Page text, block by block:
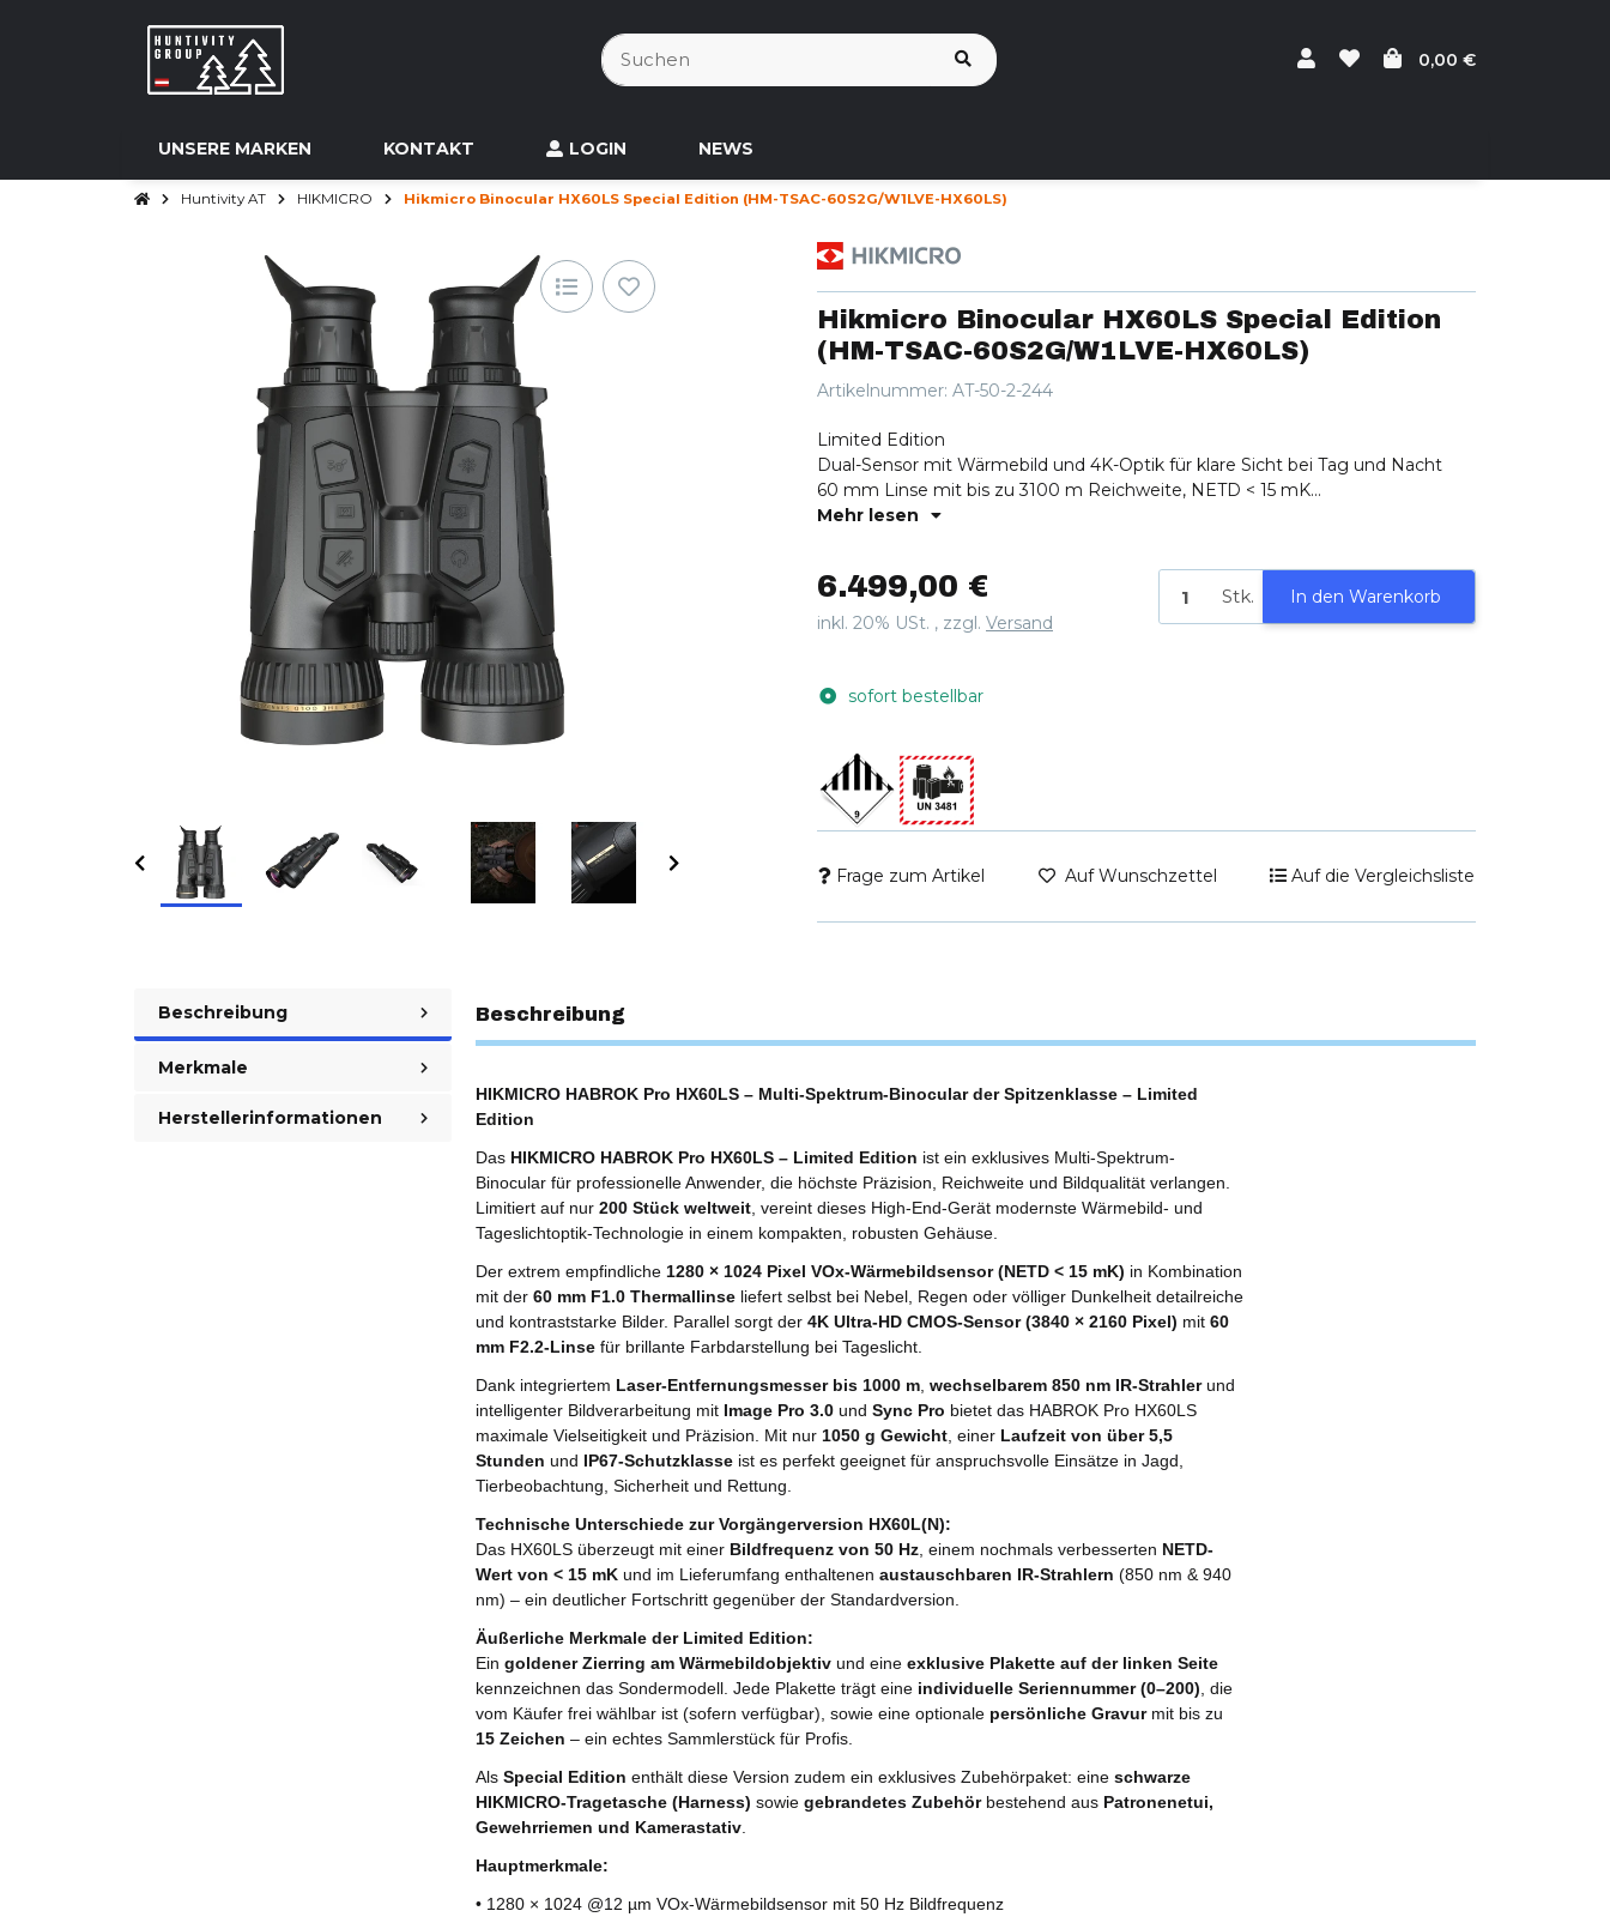
0,00 €
UNSERE MARKEN KONTAKT LOGIN NEWS
Huntivity AT HIKMICRO Hikmicro Binocular HX60LS Special Edition (HM-TSAC-60S2G/W1LVE-HX60LS)
Hikmicro Binocular HX60LS Special Edition
(HM-TSAC-60S2G/W1LVE-HX60LS)
Artikelnummer: AT-50-2-244
Limited Edition
Dual-Sensor mit Wärmebild und 4K-Optik für klare Sicht bei Tag und Nacht
60 mm Linse mit bis zu 3100 m Reichweite, NETD < 15 mK
Laser-Entfernungsmesser bis 1000 m und austauschbarer IR-Strahler
Mehr lesen
6.499,00 €
inkl. 20% USt. , zzgl. Versand
sofort bestellbar
Stk. In den Warenkorb
Frage zum Artikel Auf Wunschzettel Auf die Vergleichsliste
Beschreibung
Merkmale
Herstellerinformationen
Beschreibung
HIKMICRO HABROK Pro HX60LS – Multi-Spektrum-Binocular der Spitzenklasse – Limited
Edition
Das HIKMICRO HABROK Pro HX60LS – Limited Edition ist ein exklusives Multi-Spektrum-
Binocular für professionelle Anwender, die höchste Präzision, Reichweite und Bildqualität verlangen.
Limitiert auf nur 200 Stück weltweit , vereint dieses High-End-Gerät modernste Wärmebild- und
Tageslichtoptik-Technologie in einem kompakten, robusten Gehäuse.
Der extrem empfindliche 1280 × 1024 Pixel VOx-Wärmebildsensor (NETD < 15 mK) in Kombination
mit der 60 mm F1.0 Thermallinse liefert selbst bei Nebel, Regen oder völliger Dunkelheit detailreiche
und kontraststarke Bilder. Parallel sorgt der 4K Ultra-HD CMOS-Sensor (3840 × 2160 Pixel) mit 60
mm F2.2-Linse für brillante Farbdarstellung bei Tageslicht.
Dank integriertem Laser-Entfernungsmesser bis 1000 m wechselbarem 850 nm IR-Strahlerund
intelligenter Bildverarbeitung mit Image Pro 3.0 und Sync Pro bietet das HABROK Pro HX60LS
maximale Vielseitigkeit und Präzision. Mit nur 1050 g Gewicht , einer Laufzeit von über 5,5
Stunden und IP67-Schutzklasse ist es perfekt geeignet für anspruchsvolle Einsätze in Jagd,
Tierbeobachtung, Sicherheit und Rettung.
Technische Unterschiede zur Vorgängerversion HX60L(N):
Das HX60LS überzeugt mit einer Bildfrequenz von 50 Hz , einem nochmals verbesserten NETD-
Wert von < 15 mK und im Lieferumfang enthaltenen austauschbaren IR-Strahlern (850 nm & 940
nm) – ein deutlicher Fortschritt gegenüber der Standardversion.
Äußerliche Merkmale der Limited Edition:
Ein goldener Zierring am Wärmebildobjektiv und eine exklusive Plakette auf der linken Seite
kennzeichnen das Sondermodell. Jede Plakette trägt eine individuelle Seriennummer (0–200) , die
vom Käufer frei wählbar ist (sofern verfügbar), sowie eine optionale persönliche Gravurmit bis zu
15 Zeichen – ein echtes Sammlerstück für Profis.
Als Special Edition enthält diese Version zudem ein exklusives Zubehörpaket: eine schwarze
HIKMICRO-Tragetasche (Harness) sowie gebrandetes Zubehörbestehend aus Patronenetui,
Gewehrriemen und Kamerastativ
Hauptmerkmale:
• 1280 × 1024 @12 µm VOx-Wärmebildsensor mit 50 Hz Bildfrequenz